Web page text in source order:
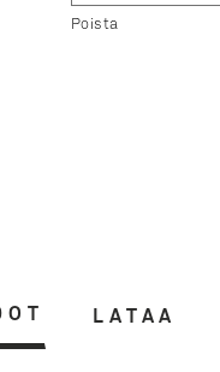
Poista
LATAA